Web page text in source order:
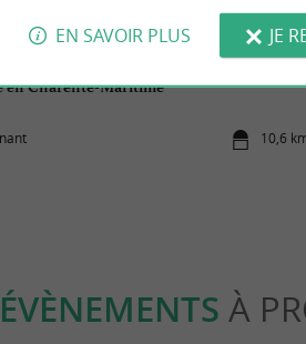
en Charente-Maritime
10,6
ÉVÈNEMENTS À
EN SAVOIR PLUS JE